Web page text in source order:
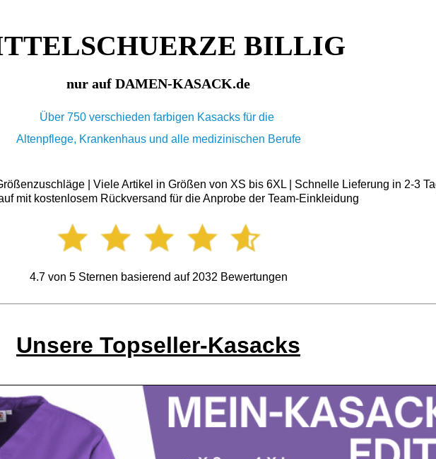
BILLIG
nur auf DAMEN-KASACK.de
Über 750 verschieden farbigen Kasacks für die
Altenpflege, Krankenhaus und alle medizinischen Berufe
| Viele Artikel in Größen von XS bis 6XL | Schnelle Lieferung in 2-3
mit kostenlosem Rückversand für die Anprobe der Team-Einkleidung
4.7von 5Sternen basierend auf 2032 Bewertungen
Unsere Topseller-Kasacks